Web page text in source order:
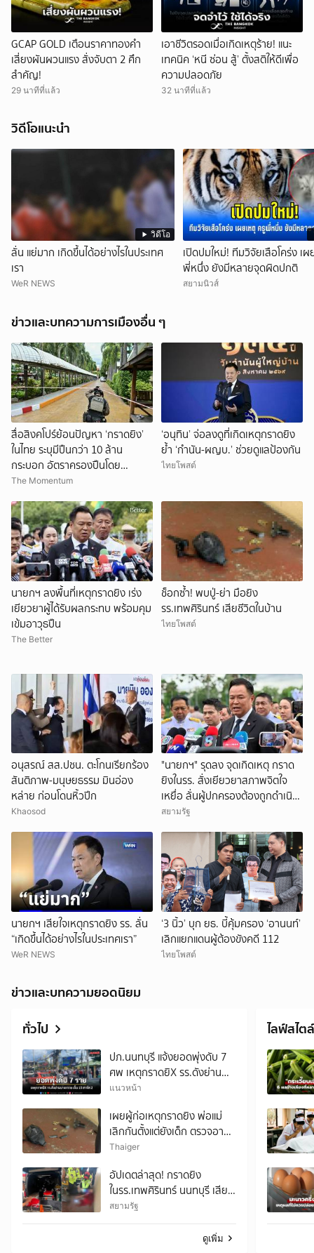
GCAP GOLD เตือนราคาทองคำ
เสี่ยงผันผวนแรง สั่งจับตา 2 ศึก
สำคัญ!
29 นาทีที่แล้ว
เอาชีวิตรอดเมื่อเกิดเหตุร้าย! แนะ
เทคนิค ‘หนี ซ่อน สู้’ ตั้งสติให้ดีเพื่อ
ความปลอดภัย
32 นาทีที่แล้ว
วิดีโอแนะนำ
วิดีโอ
ลั่น แย่มาก เกิดขึ้นได้อย่างไรในประเทศ
เรา
WeR NEWS
เปิดปมใหม่! ทีมวิจัยเสือโคร่ง เผ
พี่หนึ่ง ยังมีหลายจุดผิดปกติ
สยามนิวส์
ข่าวและบทความการเมืองอื่น ๆ
สื่อสิงคโปร์ย้อนปัญหา ‘กราดยิง’
ในไทย ระบุมีปืนกว่า 10 ล้าน
กระบอก อัตราครองปืนโดย
พลเรือนสูงที่สุดในภูมิภาค
The Momentum
‘อนุทิน’ จ่อลงดูที่เกิดเหตุกราดยิง
ย้ำ ‘กำนัน-ผญบ.’ ช่วยดูแลป้องกัน
ไทยโพสต์
นายกฯ ลงพื้นที่เหตุกราดยิง เร่ง
เยียวยาผู้ได้รับผลกระทบ พร้อมคุม
เข้มอาวุธปืน
The Better
ช็อกซ้ำ! พบปู่-ย่า มือยิง
รร.เทพศิรินทร์ เสียชีวิตในบ้าน
ไทยโพสต์
อนุสรณ์ สส.ปชน. ตะโกนเรียกร้อง
สันติภาพ-มนุษยธรรม มินอ่อง
หล่าย ก่อนโดนหิ้วปีก
Khaosod
"นายกฯ" รุดลง จุดเกิดเหตุ กราด
ยิงในรร. สั่งเยียวยาสภาพจิตใจ
เหยื่อ ลั่นผู้ปกครองต้องถูกดําเนิน
คดี ไม่ให้เป็นเยี่ยงอย่าง
สยามรัฐ
นายกฯ เสียใจเหตุกราดยิง รร. ลั่น
“เกิดขึ้นได้อย่างไรในประเทศเรา”
WeR NEWS
‘3 นิ้ว’ บุก ยธ. บี้คุ้มครอง ‘อานนท์’
เลิกแยกแดนผู้ต้องขังคดี 112
ไทยโพสต์
ข่าวและบทความยอดนิยม
ทั่วไป
ปภ.นนทบุรี แจ้งยอดพุ่งดับ 7
ศพ เหตุกราดยิX รร.ดังย่าน
บางกรวย-เจ็บ 15 ราย สาหัส 2
แนวหน้า
เผยผู้ก่อเหตุกราดยิง พ่อแม่
เลิกกันตั้งแต่ยังเด็ก ตรวจอาวุธ
ปืนมีทะเบียน เป็นของปู่
Thaiger
อัปเดตล่าสุด! กราดยิง
ในรร.เทพศิรินทร์ นนทบุรี เสีย
ชีวิตรวม 7 ราย เป็นครู 3 ราย
ราย บาดเจ็บกว่า 15 ราย
สยามรัฐ
ดูเพิ่ม
ไลฟ์สไตล์